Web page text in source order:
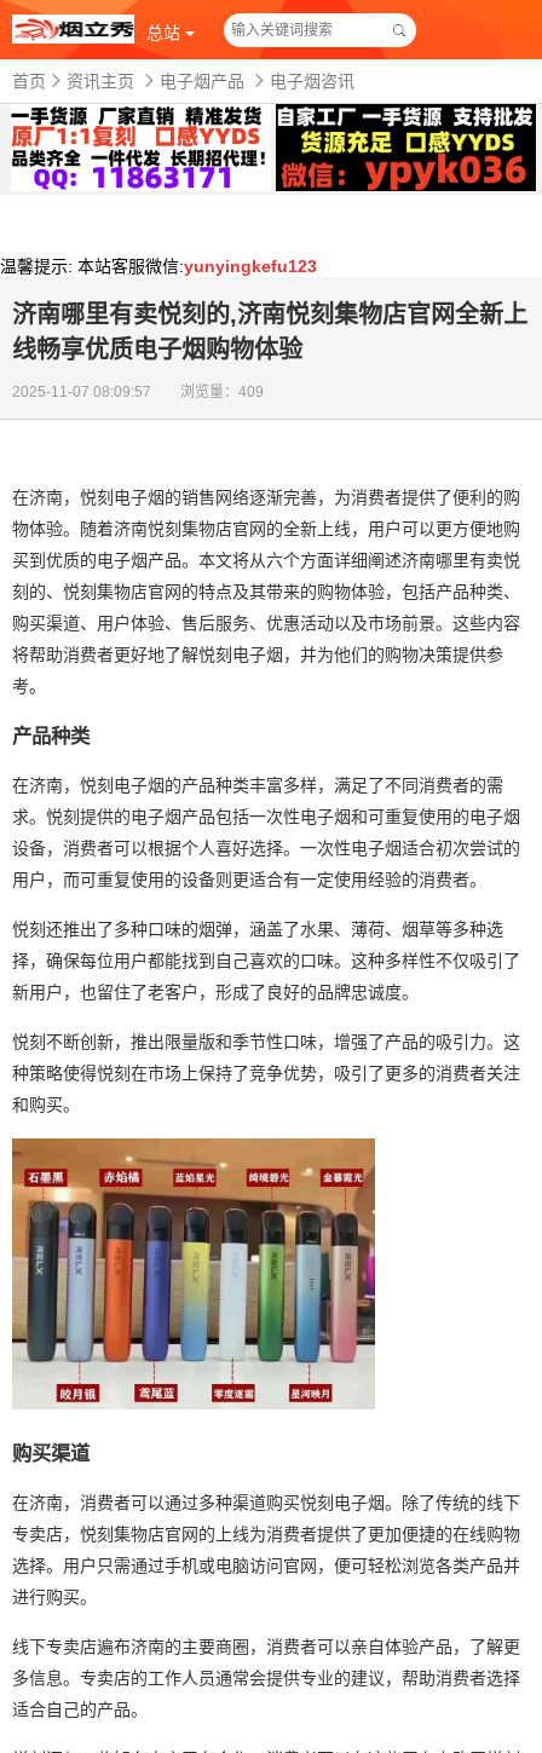
总站
首页 资讯主页 电子烟产品 电子烟咨讯
温馨提示: 本站客服微信:yunyingkefu123
济南哪里有卖悦刻的,济南悦刻集物店官网全新上
线畅享优质电子烟购物体验
2025-11-07 08:09:57 浏览量：409
在济南，悦刻电子烟的销售网络逐渐完善，为消费者提供了便利的购
物体验。随着济南悦刻集物店官网的全新上线，用户可以更方便地购
买到优质的电子烟产品。本文将从六个方面详细阐述济南哪里有卖悦
刻的、悦刻集物店官网的特点及其带来的购物体验，包括产品种类、
购买渠道、用户体验、售后服务、优惠活动以及市场前景。这些内容
将帮助消费者更好地了解悦刻电子烟，并为他们的购物决策提供参
考。
产品种类
在济南，悦刻电子烟的产品种类丰富多样，满足了不同消费者的需
求。悦刻提供的电子烟产品包括一次性电子烟和可重复使用的电子烟
设备，消费者可以根据个人喜好选择。一次性电子烟适合初次尝试的
用户，而可重复使用的设备则更适合有一定使用经验的消费者。
悦刻还推出了多种口味的烟弹，涵盖了水果、薄荷、烟草等多种选
择，确保每位用户都能找到自己喜欢的口味。这种多样性不仅吸引了
新用户，也留住了老客户，形成了良好的品牌忠诚度。
悦刻不断创新，推出限量版和季节性口味，增强了产品的吸引力。这
种策略使得悦刻在市场上保持了竞争优势，吸引了更多的消费者关注
和购买。
购买渠道
在济南，消费者可以通过多种渠道购买悦刻电子烟。除了传统的线下
专卖店，悦刻集物店官网的上线为消费者提供了更加便捷的在线购物
选择。用户只需通过手机或电脑访问官网，便可轻松浏览各类产品并
进行购买。
线下专卖店遍布济南的主要商圈，消费者可以亲自体验产品，了解更
多信息。专卖店的工作人员通常会提供专业的建议，帮助消费者选择
适合自己的产品。